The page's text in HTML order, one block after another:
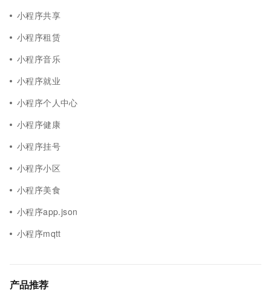
小程序共享
小程序租赁
小程序音乐
小程序就业
小程序个人中心
小程序健康
小程序挂号
小程序小区
小程序美食
小程序app.json
小程序mqtt
产品推荐